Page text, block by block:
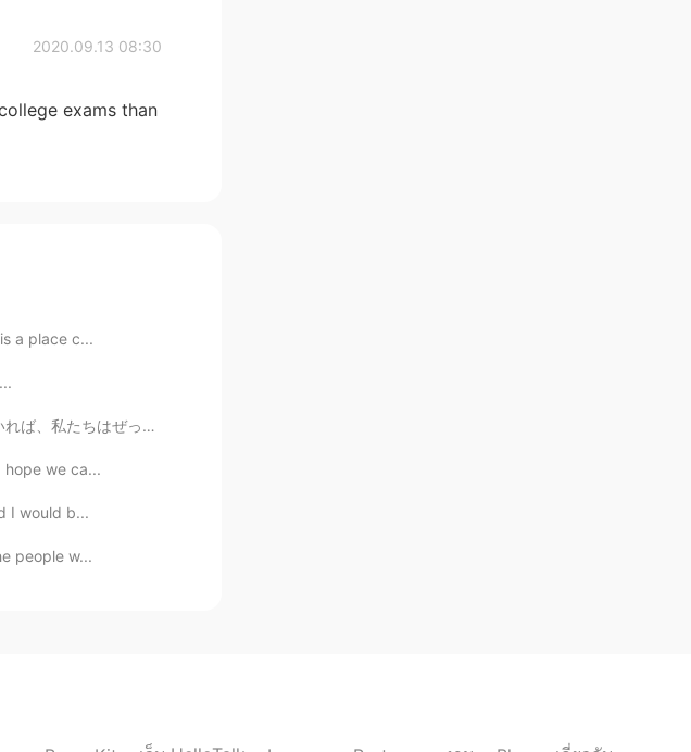
2020.09.13 08:30
exams than
2020.09.13 08:22
2020.09.13 08:21
a place c...
want a dog but I often work fr...
we ca...
I would b...
people w...